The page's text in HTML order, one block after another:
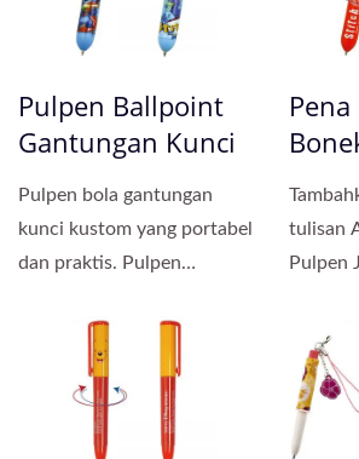
Pulpen Ballpoint
Gantungan Kunci
Pulpen bola gantungan
kunci kustom yang portabel
dan praktis. Pulpen
kompak...
tulisan
Pulpen